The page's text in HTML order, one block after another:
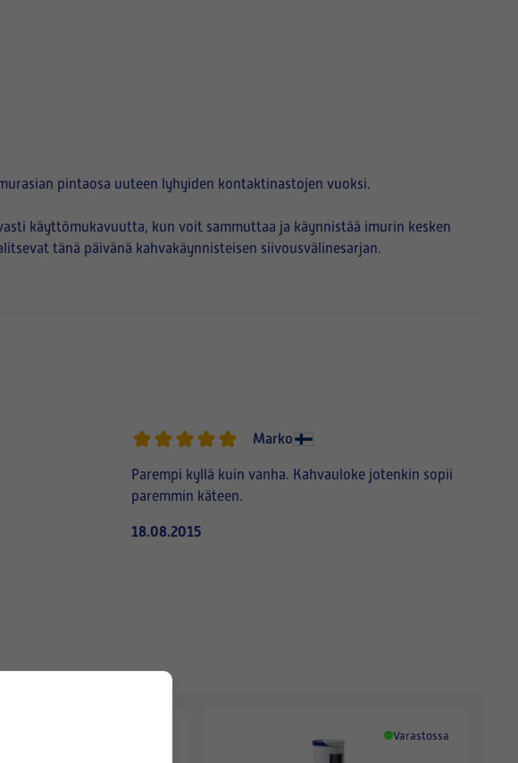
pintaosa uuteen lyhyiden kontaktinastojen vuoksi.
käyttömukavuutta, kun voit sammuttaa ja käynnistää imurin kesken
tänä päivänä kahvakäynnisteisen siivousvälinesarjan.
Marko
Parempi kyllä kuin vanha. Kahvauloke jotenkin sopii
paremmin käteen.
18.08.2015
Varastossa